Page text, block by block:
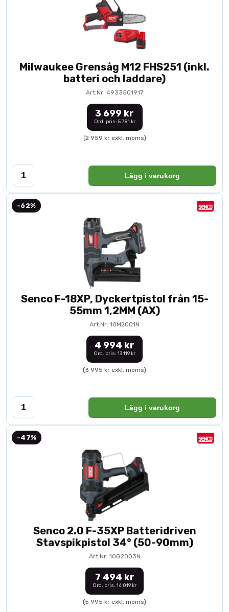
Milwaukee Grensåg M12 FHS251 (inkl.
batteri och laddare)
Art.Nr: 4933501917
3 699 kr
Ord. pris: 5 781 kr
(2 959 kr exkl. moms)
Lägg i varukorg
-62%
Senco F-18XP, Dyckertpistol från 15-
55mm 1,2MM (AX)
Art.Nr: 10M2001N
4 994 kr
Ord. pris: 13 119 kr
(3 995 kr exkl. moms)
Lägg i varukorg
-47%
Senco 2.0 F-35XP Batteridriven
Stavspikpistol 34° (50-90mm)
Art.Nr: 10G2003N
7 494 kr
Ord. pris: 14 019 kr
(5 995 kr exkl. moms)